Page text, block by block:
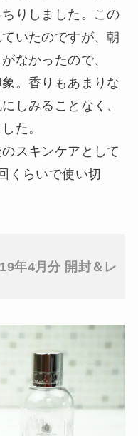
りしました。この
いたのですが、朝
なかったので、
。香りもあまりな
しみることなく、
た。
スキンケアとして
くらいで使い切
年4月分 開封＆レ